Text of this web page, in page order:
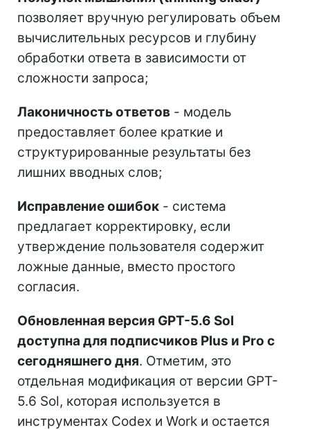
позволяет вручную регулировать объем
вычислительных ресурсов и глубину
обработки ответа в зависимости от
сложности запроса;
Лаконичность ответов - модель
предоставляет более краткие и
структурированные результаты без
лишних вводных слов;
Исправление ошибок - система
предлагает корректировку, если
утверждение пользователя содержит
ложные данные, вместо простого
согласия.
Обновленная версия GPT-5.6 Sol
доступна для подписчиков Plus и Pro с
сегодняшнего дня. Отметим, это
отдельная модификация от версии GPT-
5.6 Sol, которая используется в
инструментах Codex и Work и остается